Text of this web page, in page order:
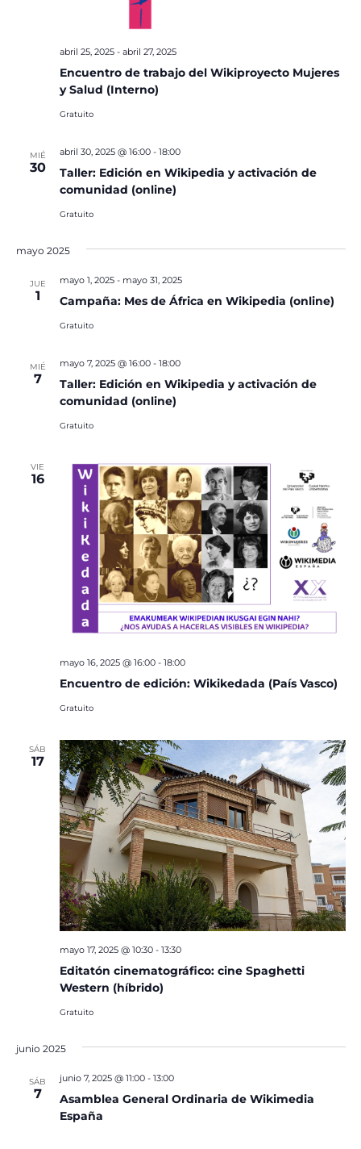
Encuentro de trabajo del Wikiproyecto Mujeres
y Salud (Interno)
abril 25, 2025- abril 27, 2025
Gratuito
MIÉ
30
Taller: Edición en Wikipedia y activación de
comunidad (online)
abril 30, 2025 @ 16:00- 18:00
Gratuito
mayo 2025
JUE
1 Campaña: Mes de África en Wikipedia (online)
mayo 1, 2025- mayo 31, 2025
Gratuito
MIÉ
7
Taller: Edición en Wikipedia y activación de
comunidad (online)
mayo 7, 2025 @ 16:00- 18:00
Gratuito
VIE
16
Encuentro de edición: Wikikedada (País Vasco)
mayo 16, 2025 @ 16:00- 18:00
Gratuito
SÁB
17
Editatón cinematográfico: cine Spaghetti
Western (híbrido)
mayo 17, 2025 @ 10:30- 13:30
Gratuito
junio 2025
SÁB
7
Asamblea General Ordinaria de Wikimedia
España
junio 7, 2025 @ 11:00- 13:00